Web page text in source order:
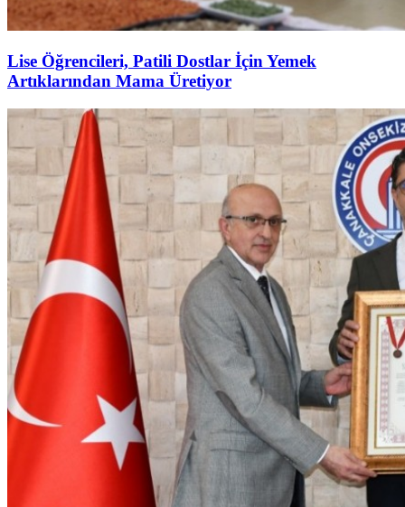
Lise Öğrencileri, Patili Dostlar İçin Yemek
Artıklarından Mama Üretiyor